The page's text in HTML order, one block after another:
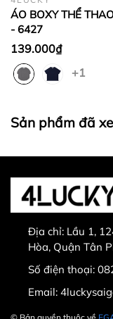
Lưu ý:
phẩm được
phẩm đổi.
Giao nhầm
Hư hỏng
30.000 VNĐ
ÁO BOXY THỂ
- 6427
139.000₫
+1
Sản phẩm đã
Địa chỉ: Lầu 1,
Hòa, Quận Tân
Số điện thoại:
Email: